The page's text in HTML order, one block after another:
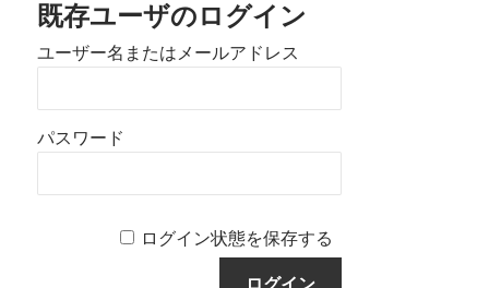
既存ユーザのログイン
ユーザー名またはメールアドレス
パスワード
ログイン状態を保存する